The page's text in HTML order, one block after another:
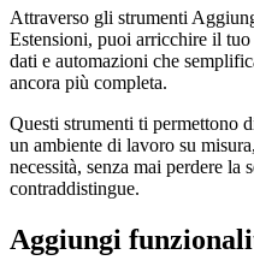
Attraverso gli strumenti
Estensioni, puoi arricchire il
dati e automazioni che
ancora più completa.
Questi strumenti ti permettono
un ambiente di lavoro su
necessità, senza mai perdere la
contraddistingue.
Aggiungi